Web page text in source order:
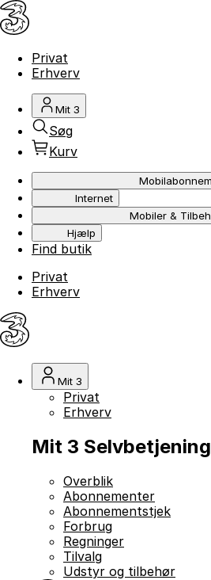
Privat
Erhverv
Mit 3
Søg
Kurv
Internet
Mobiler &
Hjælp
Find butik
Privat
Erhverv
Mit 3
Privat
Erhverv
Mit 3 Selvbetjening
Overblik
Abonnementer
Abonnementstjek
Forbrug
Regninger
Tilvalg
Udstyr og tilbehør